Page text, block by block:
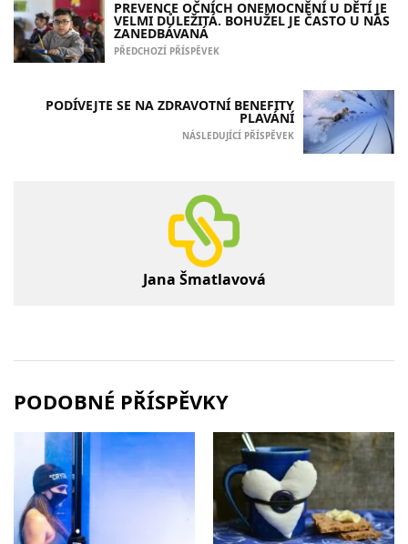
PREVENCE OČNÍCH ONEMOCNĚNÍ U DĚTÍ JE
VELMI DŮLEŽITÁ. BOHUŽEL JE ČASTO U NÁS
ZANEDBÁVANÁ
PŘEDCHOZÍ PŘÍSPĚVEK
PODÍVEJTE SE NA ZDRAVOTNÍ BENEFITY
PLAVÁNÍ
NÁSLEDUJÍCÍ PŘÍSPĚVEK
Jana Šmatlavová
PODOBNÉ PŘÍSPĚVKY